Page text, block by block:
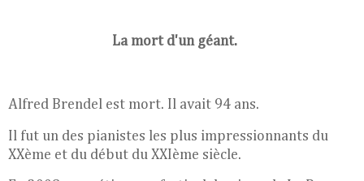
La mort d'un géant.
Alfred Brendel est mort. Il avait 94 ans.
Il fut un des pianistes les plus impressionnants du
XXème et du début du XXIème siècle.